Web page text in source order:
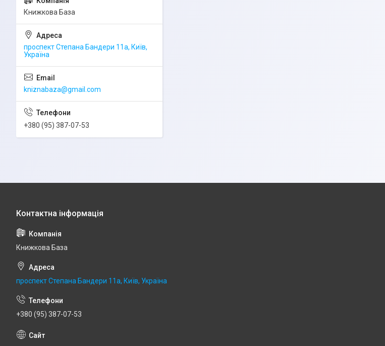
Книжкова База
проспект Степана Бандери 11а, Київ,
Україна
kniznabaza@gmail.com
+380 (95) 387-07-53
Книжкова База
проспект Степана Бандери 11а, Київ, Україна
+380 (95) 387-07-53